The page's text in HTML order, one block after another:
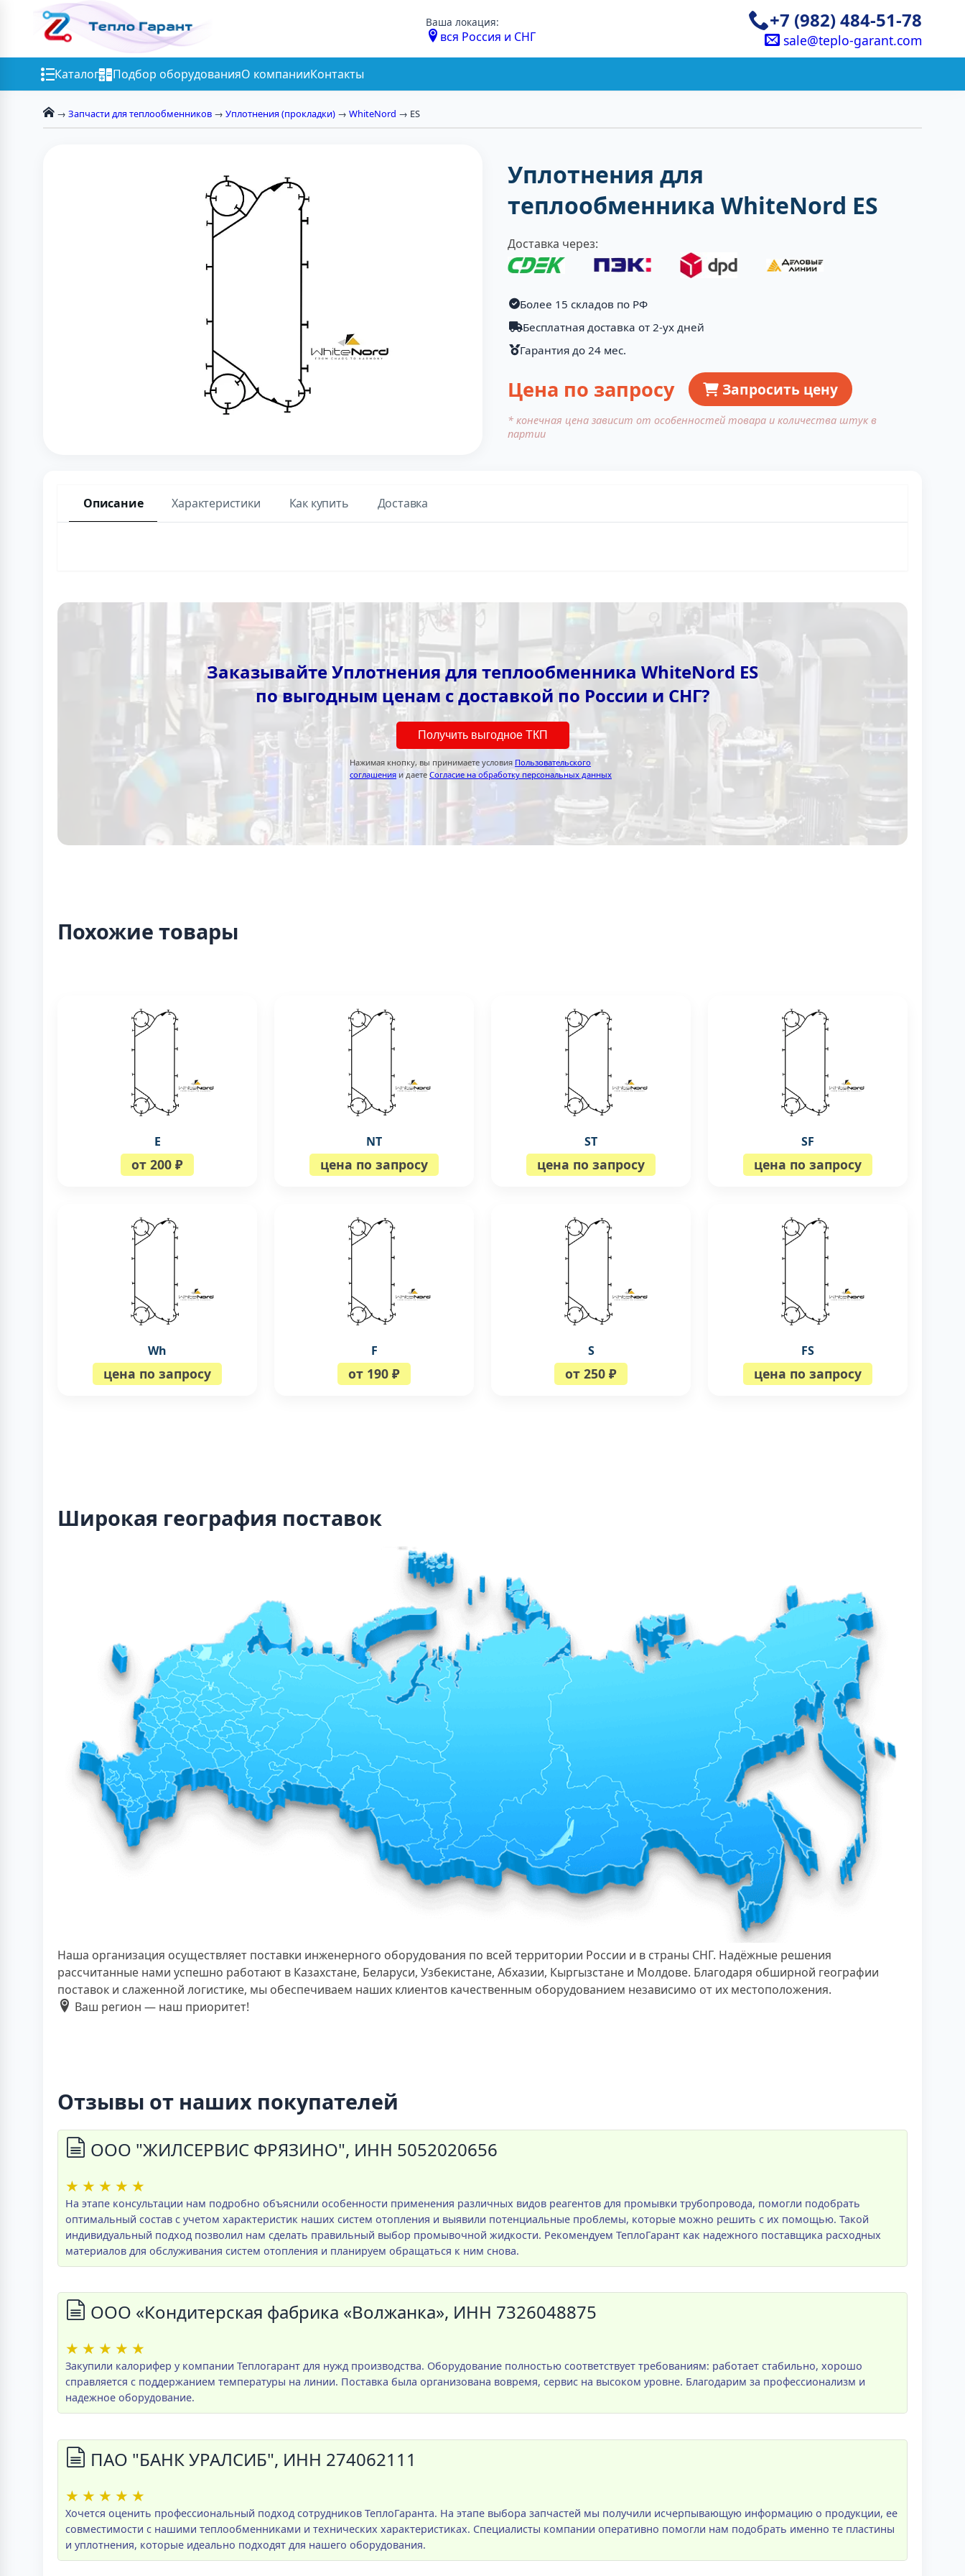
Ваша локация:
вся Россия и СНГ
+7 (982) 484-51-78
sale@teplo-garant.com
Каталог Подбор оборудованияО компанииКонтакты
→ Запчасти для теплообменников → Уплотнения (прокладки) → WhiteNord → ES
Уплотнения для
теплообменника WhiteNord ES
Доставка через:
Более 15 складов по РФ
Бесплатная доставка от 2-ух дней
Гарантия до 24 мес.
Цена по запросу Запросить цену
* конечная цена зависит от особенностей товара и количества штук в
партии
Описание Характеристики Как купить Доставка
Заказывайте Уплотнения для теплообменника WhiteNord ES
по выгодным ценам с доставкой по России и СНГ?
Получить выгодное ТКП
Нажимая кнопку, вы принимаете условия Пользовательского
соглашения и даете Согласие на обработку персональных данных
Похожие товары
E
от 200 ₽
NT
цена по запросу
ST
цена по запросу
SF
цена по запросу
Wh
цена по запросу
F
от 190 ₽
S
от 250 ₽
FS
цена по запросу
Широкая география поставок
Наша организация осуществляет поставки инженерного оборудования по всей территории России и в страны СНГ. Надёжные решения
рассчитанные нами успешно работают в Казахстане, Беларуси, Узбекистане, Абхазии, Кыргызстане и Молдове. Благодаря обширной географии
поставок и слаженной логистике, мы обеспечиваем наших клиентов качественным оборудованием независимо от их местоположения.
Ваш регион — наш приоритет!
Отзывы от наших покупателей
ООО "ЖИЛСЕРВИС ФРЯЗИНО", ИНН 5052020656
★ ★ ★ ★ ★
На этапе консультации нам подробно объяснили особенности применения различных видов реагентов для промывки трубопровода, помогли подобрать
оптимальный состав с учетом характеристик наших систем отопления и выявили потенциальные проблемы, которые можно решить с их помощью. Такой
индивидуальный подход позволил нам сделать правильный выбор промывочной жидкости. Рекомендуем ТеплоГарант как надежного поставщика расходных
материалов для обслуживания систем отопления и планируем обращаться к ним снова.
ООО «Кондитерская фабрика «Волжанка», ИНН 7326048875
★ ★ ★ ★ ★
Закупили калорифер у компании Теплогарант для нужд производства. Оборудование полностью соответствует требованиям: работает стабильно, хорошо
справляется с поддержанием температуры на линии. Поставка была организована вовремя, сервис на высоком уровне. Благодарим за профессионализм и
надежное оборудование.
ПАО "БАНК УРАЛСИБ", ИНН 274062111
★ ★ ★ ★ ★
Хочется оценить профессиональный подход сотрудников ТеплоГаранта. На этапе выбора запчастей мы получили исчерпывающую информацию о продукции, ее
совместимости с нашими теплообменниками и технических характеристиках. Специалисты компании оперативно помогли нам подобрать именно те пластины
и уплотнения, которые идеально подходят для нашего оборудования.